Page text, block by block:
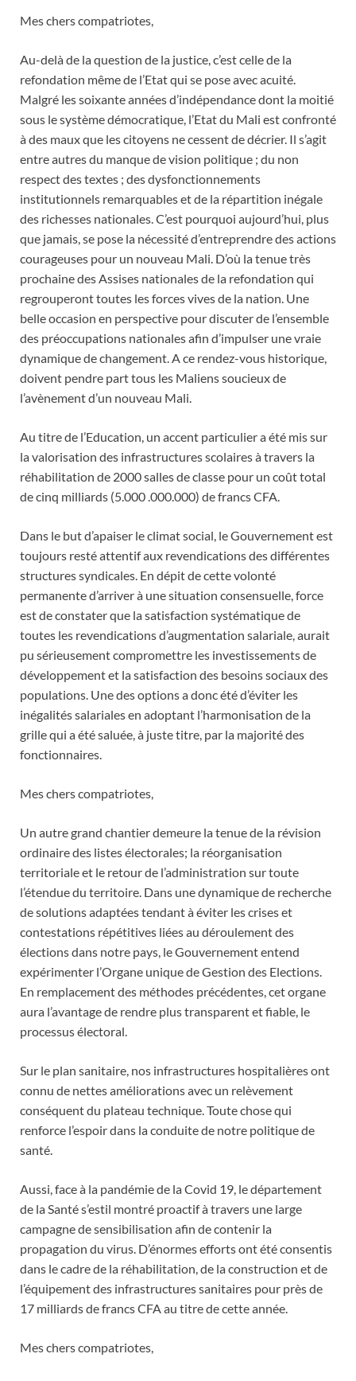
Mes chers compatriotes,
Au-delà de la question de la justice, c’est celle de la
refondation même de l’Etat qui se pose avec acuité.
Malgré les soixante années d’indépendance dont la moitié
sous le système démocratique, l’Etat du Mali est confronté
à des maux que les citoyens ne cessent de décrier. Il s’agit
entre autres du manque de vision politique ; du non
respect des textes ; des dysfonctionnements
institutionnels remarquables et de la répartition inégale
des richesses nationales. C’est pourquoi aujourd’hui, plus
que jamais, se pose la nécessité d’entreprendre des actions
courageuses pour un nouveau Mali. D’où la tenue très
prochaine des Assises nationales de la refondation qui
regrouperont toutes les forces vives de la nation. Une
belle occasion en perspective pour discuter de l’ensemble
des préoccupations nationales afin d’impulser une vraie
dynamique de changement. A ce rendez-vous historique,
doivent pendre part tous les Maliens soucieux de
l’avènement d’un nouveau Mali.
Au titre de l’Education, un accent particulier a été mis sur
la valorisation des infrastructures scolaires à travers la
réhabilitation de 2000 salles de classe pour un coût total
de cinq milliards (5.000 .000.000) de francs CFA.
Dans le but d’apaiser le climat social, le Gouvernement est
toujours resté attentif aux revendications des différentes
structures syndicales. En dépit de cette volonté
permanente d’arriver à une situation consensuelle, force
est de constater que la satisfaction systématique de
toutes les revendications d’augmentation salariale, aurait
pu sérieusement compromettre les investissements de
développement et la satisfaction des besoins sociaux des
populations. Une des options a donc été d’éviter les
inégalités salariales en adoptant l’harmonisation de la
grille qui a été saluée, à juste titre, par la majorité des
fonctionnaires.
Mes chers compatriotes,
Un autre grand chantier demeure la tenue de la révision
ordinaire des listes électorales; la réorganisation
territoriale et le retour de l’administration sur toute
l’étendue du territoire. Dans une dynamique de recherche
de solutions adaptées tendant à éviter les crises et
contestations répétitives liées au déroulement des
élections dans notre pays, le Gouvernement entend
expérimenter l’Organe unique de Gestion des Elections.
En remplacement des méthodes précédentes, cet organe
aura l’avantage de rendre plus transparent et fiable, le
processus électoral.
Sur le plan sanitaire, nos infrastructures hospitalières ont
connu de nettes améliorations avec un relèvement
conséquent du plateau technique. Toute chose qui
renforce l’espoir dans la conduite de notre politique de
santé.
Aussi, face à la pandémie de la Covid 19, le département
de la Santé s’estil montré proactif à travers une large
campagne de sensibilisation afin de contenir la
propagation du virus. D’énormes efforts ont été consentis
dans le cadre de la réhabilitation, de la construction et de
l’équipement des infrastructures sanitaires pour près de
17 milliards de francs CFA au titre de cette année.
Mes chers compatriotes,